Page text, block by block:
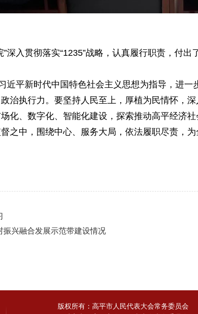
深入贯彻落实“1235”战略，认真履行职责，付
近平新时代中国特色社会主义思想为指导，进
治执行力。要坚持人民至上，厚植为民情怀，
化、数字化、智能化建设，探索推动高平经济
之中，围绕中心、服务大局，依法履职尽责，
兴融合发展示范带建设情况
版权所有：高平市人民代表大会常务委员会